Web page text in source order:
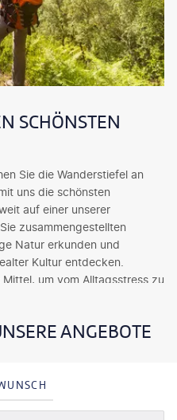
SCHÖNSTEN
Sie die Wanderstiefel an
uns die schönsten
auf einer unserer
zusammengestellten
Natur erkunden und
Kultur entdecken.
um vom Alltagsstress zu
der abwechslungsreichen
ANGEBOTE